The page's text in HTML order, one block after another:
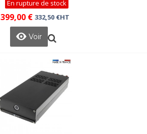
En rupture de stock
399,00 € 332,50 €HT
Voir